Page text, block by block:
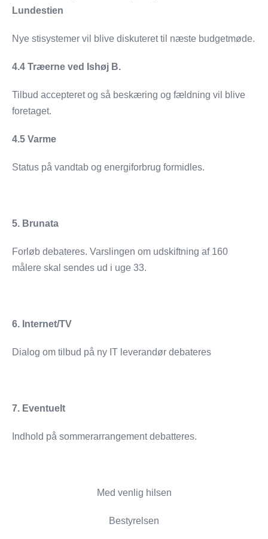
Lundestien
Nye stisystemer vil blive diskuteret til næste budgetmøde.
4.4 Træerne ved Ishøj B.
Tilbud accepteret og så beskæring og fældning vil blive
foretaget.
4.5 Varme
Status på vandtab og energiforbrug formidles.
5. Brunata
Forløb debateres. Varslingen om udskiftning af 160
målere skal sendes ud i uge 33.
6. Internet/TV
Dialog om tilbud på ny IT leverandør debateres
7. Eventuelt
Indhold på sommerarrangement debatteres.
Med venlig hilsen
Bestyrelsen